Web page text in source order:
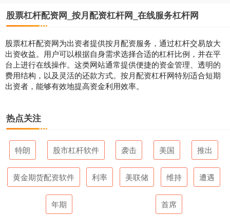
股票杠杆配资网_按月配资杠杆网_在线服务杠杆网
股票杠杆配资网为出资者提供按月配资服务，通过杠杆交易放大
出资收益。用户可以根据自身需求选择合适的杠杆比例，并在平
台上进行在线操作。这类网站通常提供便捷的资金管理、透明的
费用结构，以及灵活的还款方式。按月配资杠杆网特别适合短期
出资者，能够有效地提高资金利用效率。
热点关注
特朗 股市杠杆软件 袭击 美国 推出
黄金期货配资软件 利率 美联储 维持 遭遇
年期 首席